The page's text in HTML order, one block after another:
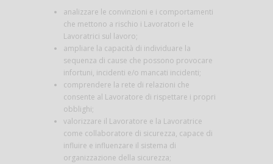
analizzare le convinzioni e i comportamenti
che mettono a rischio i Lavoratori e le
Lavoratrici sul lavoro;
ampliare la capacità di individuare la
sequenza di cause che possono provocare
infortuni, incidenti e/o mancati incidenti;
comprendere la rete di relazioni che
consente al Lavoratore di rispettare i propri
obblighi;
valorizzare il Lavoratore e la Lavoratrice
come collaboratore di sicurezza, capace di
influire e influenzare il sistema di
organizzazione della sicurezza;